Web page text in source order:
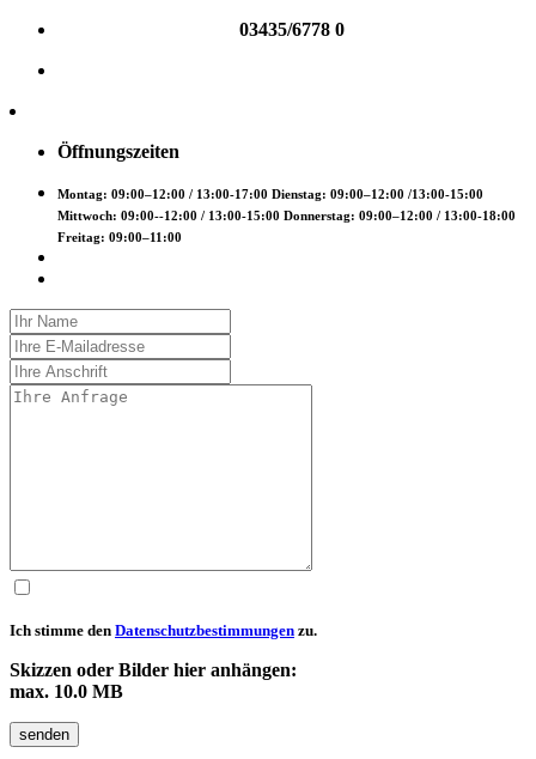
03435/6778 0
Öffnungszeiten
Montag: 09:00–12:00 / 13:00-17:00 Dienstag: 09:00–12:00 /13:00-15:00
Mittwoch: 09:00--12:00 / 13:00-15:00 Donnerstag: 09:00–12:00 / 13:00-18:00
Freitag: 09:00–11:00
Ich stimme den Datenschutzbestimmungen zu.
Skizzen oder Bilder hier anhängen:
max. 10.0 MB
senden